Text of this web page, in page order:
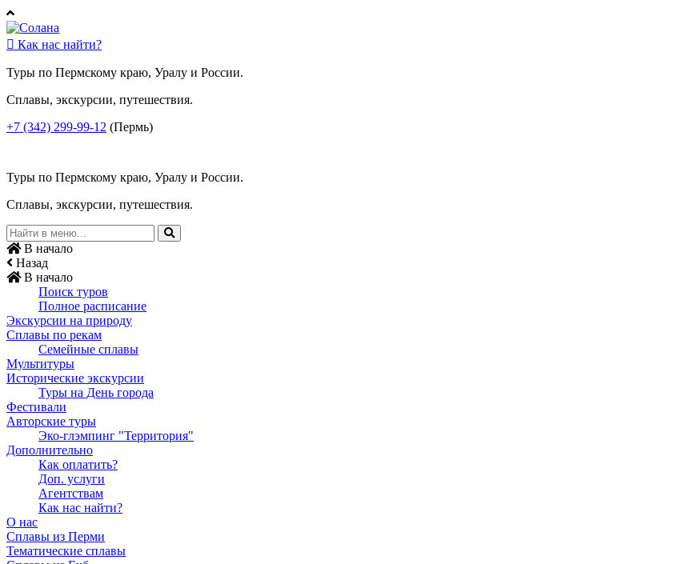
 Как нас найти?
Туры по Пермскому краю, Уралу и России.
Сплавы, экскурсии, путешествия.
+7 (342) 299-99-12 (Пермь)
Туры по Пермскому краю, Уралу и России.
Сплавы, экскурсии, путешествия.
В начало
Назад
В начало
Поиск туров
Полное расписание
Экскурсии на природу
Сплавы по рекам
Семейные сплавы
Мультитуры
Исторические экскурсии
Туры на День города
Фестивали
Авторские туры
Эко-глэмпинг "Территория"
Дополнительно
Как оплатить?
Доп. услуги
Агентствам
Как нас найти?
О нас
Сплавы из Перми
Тематические сплавы